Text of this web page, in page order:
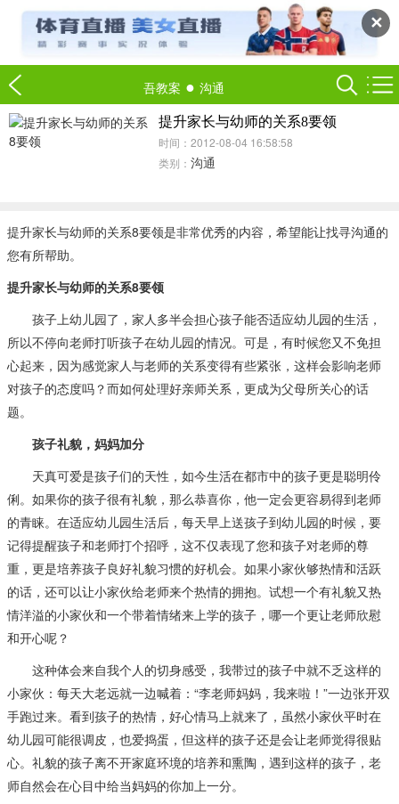
✕
吾教案 ● 沟通
提升家长与幼师的关系8要领
时间：2012-08-04 16:58:58
类别： 沟通
提升家长与幼师的关系8要领是非常优秀的内容，希望能让找寻沟通的
您有所帮助。
提升家长与幼师的关系8要领
孩子上幼儿园了，家人多半会担心孩子能否适应幼儿园的生活，
所以不停向老师打听孩子在幼儿园的情况。可是，有时候您又不免担
心起来，因为感觉家人与老师的关系变得有些紧张，这样会影响老师
对孩子的态度吗？而如何处理好亲师关系，更成为父母所关心的话
题。
孩子礼貌，妈妈加分
天真可爱是孩子们的天性，如今生活在都市中的孩子更是聪明伶
俐。如果你的孩子很有礼貌，那么恭喜你，他一定会更容易得到老师
的青睐。在适应幼儿园生活后，每天早上送孩子到幼儿园的时候，要
记得提醒孩子和老师打个招呼，这不仅表现了您和孩子对老师的尊
重，更是培养孩子良好礼貌习惯的好机会。如果小家伙够热情和活跃
的话，还可以让小家伙给老师来个热情的拥抱。试想一个有礼貌又热
情洋溢的小家伙和一个带着情绪来上学的孩子，哪一个更让老师欣慰
和开心呢？
这种体会来自我个人的切身感受，我带过的孩子中就不乏这样的
小家伙：每天大老远就一边喊着：“李老师妈妈，我来啦！”一边张开双
手跑过来。看到孩子的热情，好心情马上就来了，虽然小家伙平时在
幼儿园可能很调皮，也爱捣蛋，但这样的孩子还是会让老师觉得很贴
心。礼貌的孩子离不开家庭环境的培养和熏陶，遇到这样的孩子，老
师自然会在心目中给当妈妈的你加上一分。